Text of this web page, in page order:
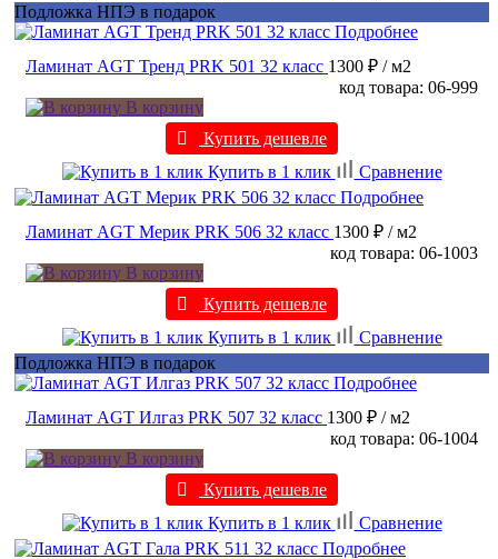
Подложка НПЭ в подарок
Подробнее
Ламинат AGT Тренд PRK 501 32 класс 1300 ₽ / м2
код товара: 06-999
В корзину
Купить дешевле
Купить в 1 клик
Сравнение
Подробнее
Ламинат AGT Мерик PRK 506 32 класс 1300 ₽ / м2
код товара: 06-1003
В корзину
Купить дешевле
Купить в 1 клик
Сравнение
Подложка НПЭ в подарок
Подробнее
Ламинат AGT Илгаз PRK 507 32 класс 1300 ₽ / м2
код товара: 06-1004
В корзину
Купить дешевле
Купить в 1 клик
Сравнение
Подробнее